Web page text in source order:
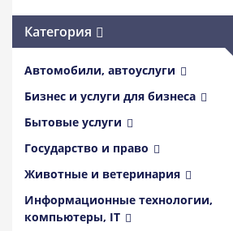
Категория
Автомобили, автоуслуги
Бизнес и услуги для бизнеса
Бытовые услуги
Государство и право
Животные и ветеринария
Информационные технологии,
компьютеры, IT